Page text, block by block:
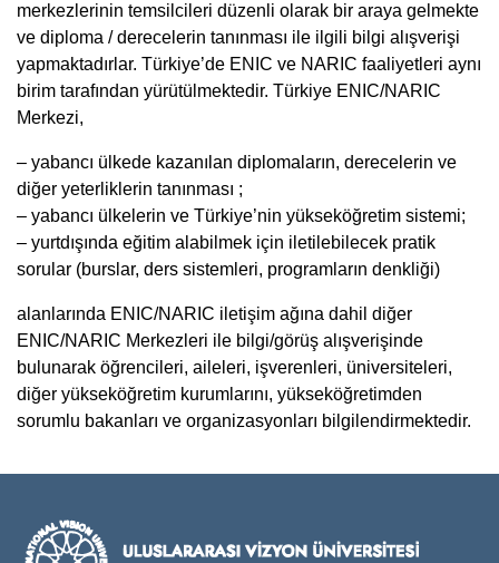
merkezlerinin temsilcileri düzenli olarak bir araya gelmekte
ve diploma / derecelerin tanınması ile ilgili bilgi alışverişi
yapmaktadırlar. Türkiye’de ENIC ve NARIC faaliyetleri aynı
birim tarafından yürütülmektedir. Türkiye ENIC/NARIC
Merkezi,
– yabancı ülkede kazanılan diplomaların, derecelerin ve
diğer yeterliklerin tanınması ;
– yabancı ülkelerin ve Türkiye’nin yükseköğretim sistemi;
– yurtdışında eğitim alabilmek için iletilebilecek pratik
sorular (burslar, ders sistemleri, programların denkliği)
alanlarında ENIC/NARIC iletişim ağına dahil diğer
ENIC/NARIC Merkezleri ile bilgi/görüş alışverişinde
bulunarak öğrencileri, aileleri, işverenleri, üniversiteleri,
diğer yükseköğretim kurumlarını, yükseköğretimden
sorumlu bakanları ve organizasyonları bilgilendirmektedir.